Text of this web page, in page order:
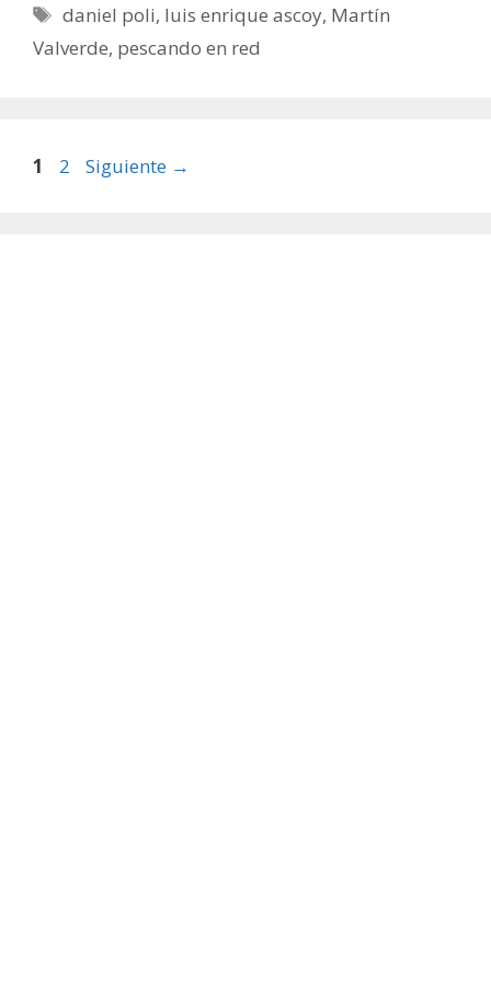
Etiquetas
daniel poli, luis enrique ascoy, Martín
Valverde, pescando en red
Página
1 Página
2 Siguiente →